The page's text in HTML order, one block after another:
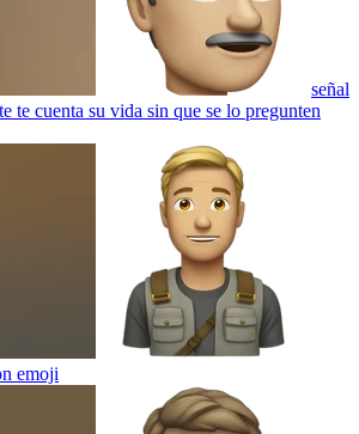
señal
te cuenta su vida sin que se lo pregunten
emoji